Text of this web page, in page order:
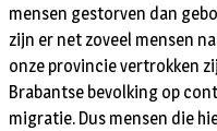
mensen gestorven dan
zijn er net zoveel mensen
onze provincie vertrokken
Brabantse bevolking op
migratie. Dus mensen die